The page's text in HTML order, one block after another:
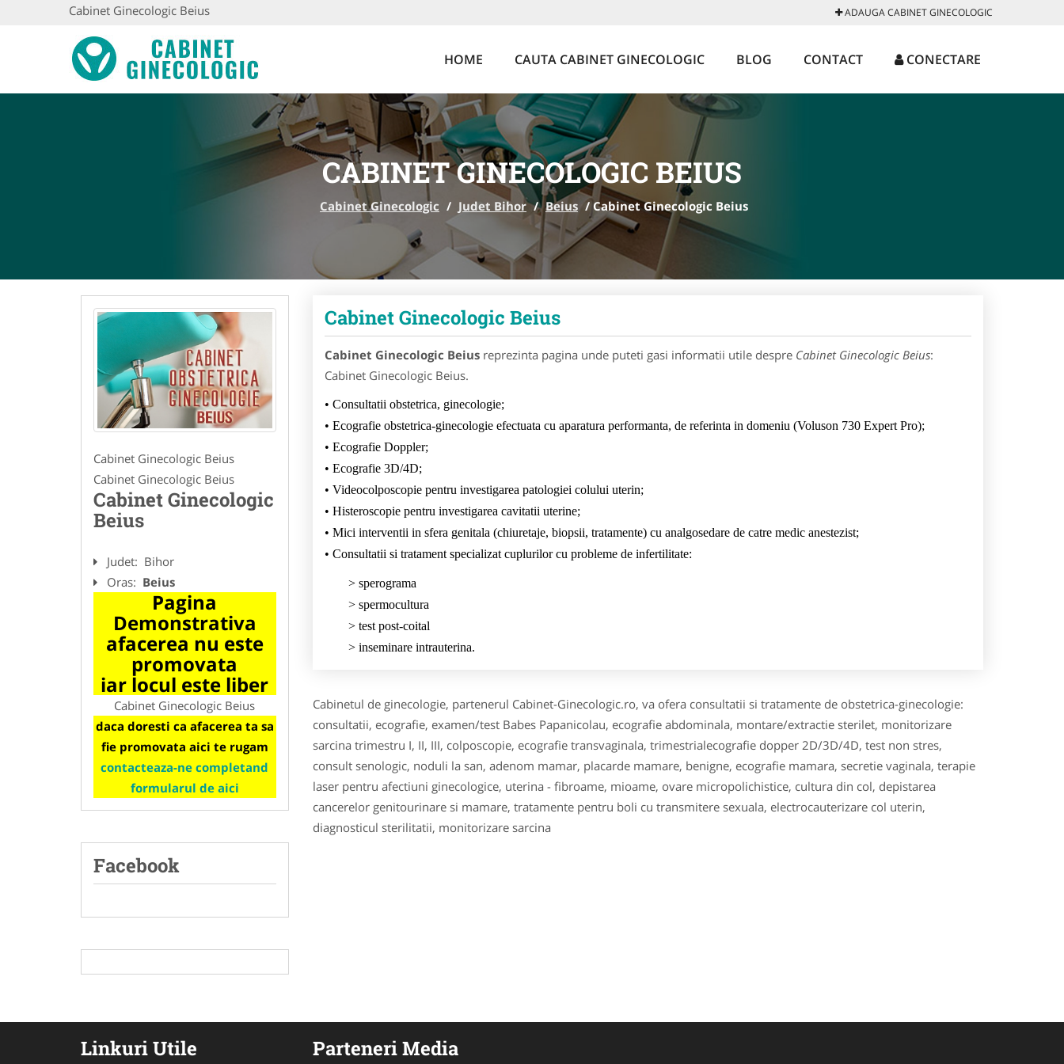
Cabinet Ginecologic Beius ADAUGA CABINET GINECOLOGIC
HOME CAUTA CABINET GINECOLOGIC BLOG CONTACT CONECTARE
CABINET GINECOLOGIC BEIUS
Cabinet Ginecologic / Judet Bihor / Beius / Cabinet Ginecologic Beius
Cabinet Ginecologic Beius
Cabinet Ginecologic Beius
Cabinet Ginecologic
Beius
Judet: Bihor
Oras: Beius
Pagina
Demonstrativa
afacerea nu este
promovata
iar locul este liber
Cabinet Ginecologic Beius
daca doresti ca afacerea ta sa
fie promovata aici te rugam
contacteaza-ne completand
formularul de aici
Facebook
Cabinet Ginecologic Beius
Cabinet Ginecologic Beiusreprezinta pagina unde puteti gasi informatii utile despre Cabinet Ginecologic Beius:
Cabinet Ginecologic Beius.
• Consultatii obstetrica, ginecologie;
• Ecografie obstetrica-ginecologie efectuata cu aparatura performanta, de referinta in domeniu (Voluson 730 Expert Pro);
• Ecografie Doppler;
• Ecografie 3D/4D;
• Videocolposcopie pentru investigarea patologiei colului uterin;
• Histeroscopie pentru investigarea cavitatii uterine;
• Mici interventii in sfera genitala (chiuretaje, biopsii, tratamente) cu analgosedare de catre medic anestezist;
• Consultatii si tratament specializat cuplurilor cu probleme de infertilitate:
> sperograma
> spermocultura
> test post-coital
> inseminare intrauterina.
Cabinetul de ginecologie, partenerul Cabinet-Ginecologic.ro, va ofera consultatii si tratamente de obstetrica-ginecologie:
consultatii, ecografie, examen/test Babes Papanicolau, ecografie abdominala, montare/extractie sterilet, monitorizare
sarcina trimestru I, II, III, colposcopie, ecografie transvaginala, trimestrialecografie dopper 2D/3D/4D, test non stres,
consult senologic, noduli la san, adenom mamar, placarde mamare, benigne, ecografie mamara, secretie vaginala, terapie
laser pentru afectiuni ginecologice, uterina - fibroame, mioame, ovare micropolichistice, cultura din col, depistarea
cancerelor genitourinare si mamare, tratamente pentru boli cu transmitere sexuala, electrocauterizare col uterin,
diagnosticul sterilitatii, monitorizare sarcina
Linkuri Utile Parteneri Media